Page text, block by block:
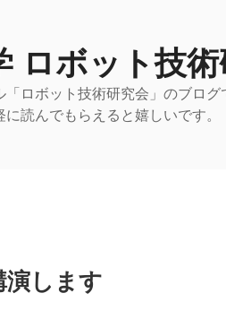
ロボット技
ロボット技術研究会」のブロ
読んでもらえると嬉しいです。
演します